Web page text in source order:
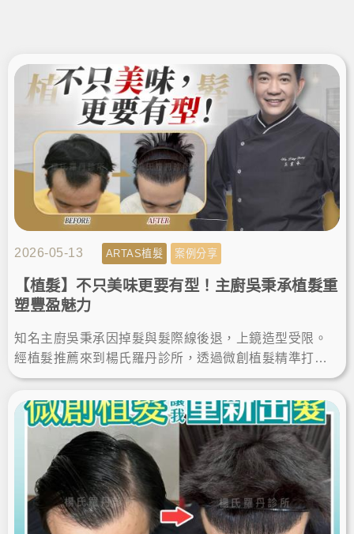
2026-05-13 ARTAS植髮 案例分享
【植髮】不只美味更要有型！主廚吳秉承植髮重
塑豐盈魅力
知名主廚吳秉承因掉髮與髮際線後退，上鏡造型受限。
經植髮推薦來到楊氏羅丹診所，透過微創植髮精準打造
客製化髮際線。這次的植髮經歷讓他重拾豐盈，自信展
現無死角帥氣。